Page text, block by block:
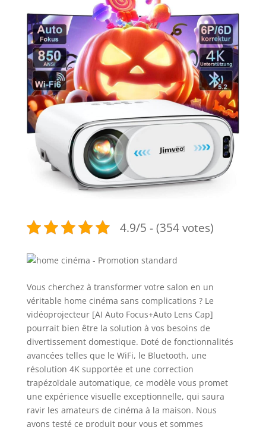
4.9/5 - (354 votes)
Vous cherchez à transformer votre salon en un
véritable home cinéma sans complications ? Le
vidéoprojecteur [AI Auto Focus+Auto Lens Cap]
pourrait bien être la solution à vos besoins de
divertissement domestique. Doté de fonctionnalités
avancées telles que le WiFi, le Bluetooth, une
résolution 4K supportée et une correction
trapézoïdale automatique, ce modèle vous promet
une expérience visuelle exceptionnelle, qui saura
ravir les amateurs de cinéma à la maison. Nous
avons testé ce produit pour vous et sommes